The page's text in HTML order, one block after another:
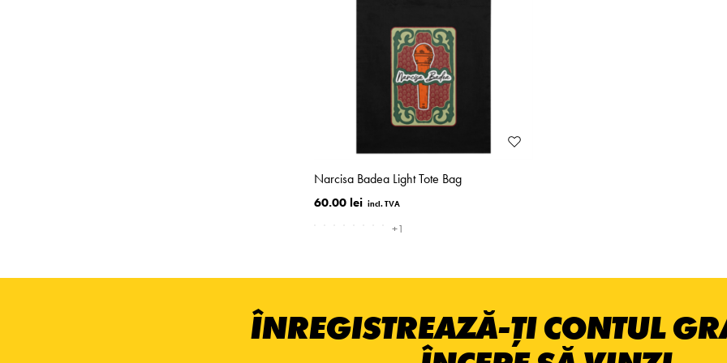
Narcisa Badea Light Tote Bag
60.00 lei
+1
ÎNREGISTREAZĂ-ȚI CONTUL